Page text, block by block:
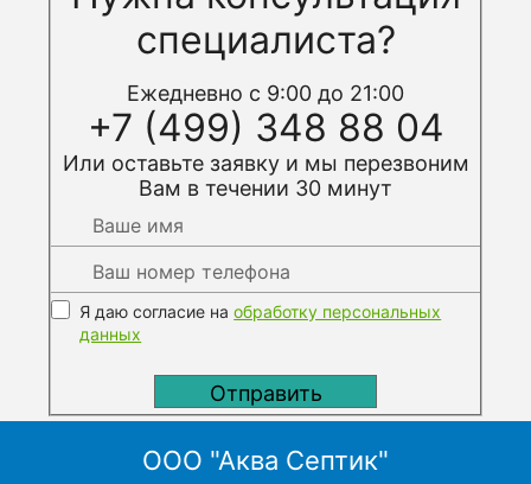
специалиста?
Ежедневно с 9:00 до 21:00
+7 (499) 348 88 04
Или оставьте заявку и мы перезвоним
Вам в течении 30 минут
Я даю согласие наобработку персональных
данных
ООО "Аква Септик"